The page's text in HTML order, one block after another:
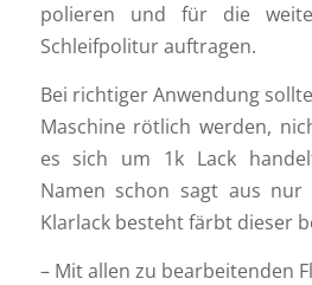
polieren und für die
Schleifpolitur auftragen.
Bei richtiger Anwendung
Maschine rötlich werden,
es sich um 1k Lack
Namen schon sagt aus
Klarlack besteht färbt dieser
– Mit allen zu bearbeitenden